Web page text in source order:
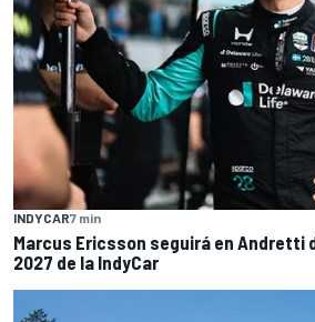
INDYCAR7 min
Marcus Ericsson seguirá en Andretti
2027 de la IndyCar